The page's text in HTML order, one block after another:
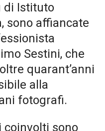
di Istituto
sono affiancate
Sestini, che
quarant’anni
alla
fotografi.
coinvolti sono